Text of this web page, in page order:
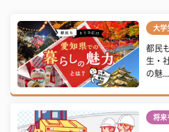
大学
都民
生・
の魅...
将来